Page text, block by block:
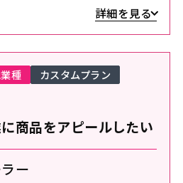
詳細を見る
商品をアピールしたい
ー
種 カスタムプラン